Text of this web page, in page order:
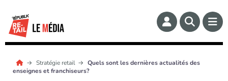
Stratégie retail
Quels sont les dernières actualités des
enseignes et franchiseurs?